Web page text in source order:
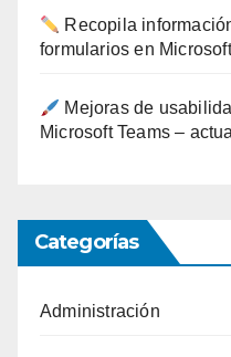
Recopila
formularios en
Mejoras de
Microsoft Teams –
Categorías
Administración